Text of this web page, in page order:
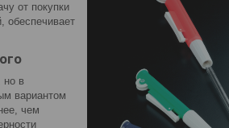
от покупки
обеспечивает
но в
вариантом
чем